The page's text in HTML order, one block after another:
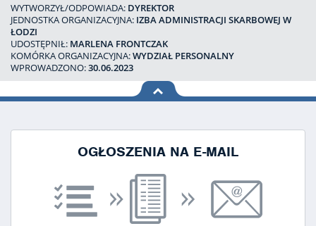
WYTWORZYŁ/ODPOWIADA: DYREKTOR
JEDNOSTKA ORGANIZACYJNA: IZBA ADMINISTRACJI SKARBOWEJ W
ŁODZI
UDOSTĘPNIŁ: MARLENA FRONTCZAK
KOMÓRKA ORGANIZACYJNA:WYDZIAŁ PERSONALNY
WPROWADZONO:30.06.2023
na górę
OGŁOSZENIA NA E-MAIL